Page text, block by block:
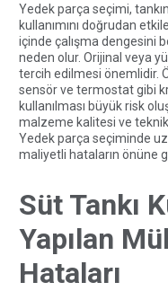
Yedek parça seçimi,
kullanımını doğrudan
içinde çalışma dengesini
neden olur. Orijinal veya
tercih edilmesi önemlidir.
sensör ve termostat gibi
kullanılması büyük risk
malzeme kalitesi ve
Yedek parça seçiminde
maliyetli hataların önüne
Süt Tankı
Yapılan
Hataları